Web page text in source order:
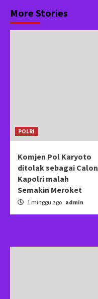
More Stories
POLRI
Komjen Pol Karyoto
ditolak sebagai Calon
Kapolri malah
Semakin Meroket
1 minggu ago admin